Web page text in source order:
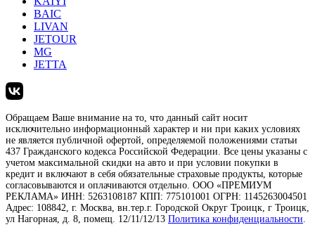
BAIC
LIVAN
JETOUR
MG
JETTA
Обращаем Ваше внимание на то, что данный сайт носит
исключительно информационный характер и ни при каких условиях
не является публичной офертой, определяемой положениями статьи
437 Гражданского кодекса Российской Федерации. Все цены указаны с
учетом максимальной скидки на авто и при условии покупки в
кредит и включают в себя обязательные страховые продукты, которые
согласовываются и оплачиваются отдельно. ООО «ПРЕМИУМ
РЕКЛАМА» ИНН: 5263108187 КПП: 775101001 ОГРН: 1145263004501
Адрес: 108842, г. Москва, вн.тер.г. Городской Округ Троицк, г Троицк,
ул Нагорная, д. 8, помещ. 12/11/12/13 Политика конфиденциальности